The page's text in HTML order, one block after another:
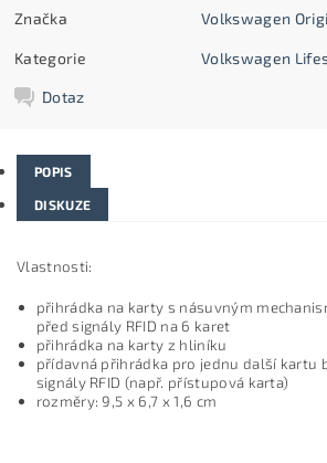
Značka Volkswagen
Kategorie Volkswagen
Dotaz
POPIS
DISKUZE
Vlastnosti:
přihrádka na karty s násuvným
před signály RFID na 6 karet
přihrádka na karty z hliníku
přídavná přihrádka pro jednu další kartu
signály RFID (např. přístupová karta)
rozměry: 9,5 x 6,7 x 1,6 cm